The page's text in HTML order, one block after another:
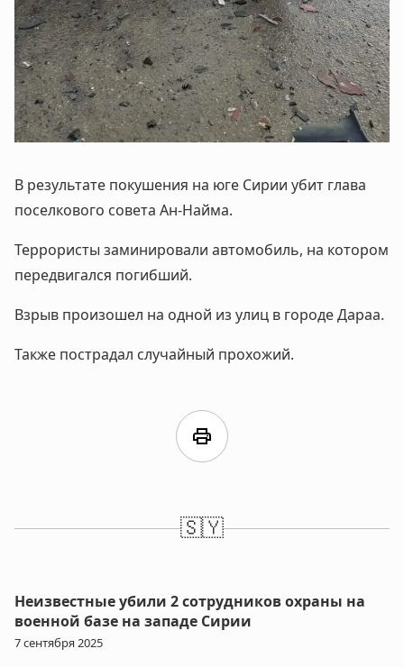
В результате покушения на юге Сирии убит глава
поселкового совета Ан-Найма.
Террористы заминировали автомобиль, на котором
передвигался погибший.
Взрыв произошел на одной из улиц в городе Дараа.
Также пострадал случайный прохожий.
print
🇸🇾
Неизвестные убили 2 сотрудников охраны на
военной базе на западе Сирии
7 сентября 2025